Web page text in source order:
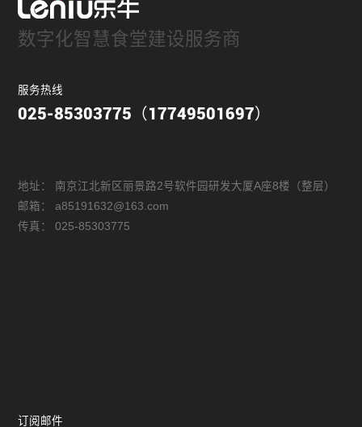
数字化智慧食堂建设服务商
服务热线
025-85303775（17749501697）
地址：
南京江北新区丽景路2号软件园研发大厦A座8楼（整层）
邮箱：
a85191632@163.com
传真：
025-85303775
订阅邮件